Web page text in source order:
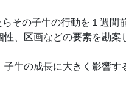
その子牛の行動を１週間
、区画などの要素を勘案
牛の成長に大きく影響す